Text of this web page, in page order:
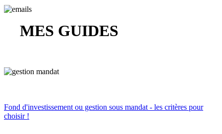
MES GUIDES
Fond d'investissement ou gestion sous mandat - les critères pour
choisir !